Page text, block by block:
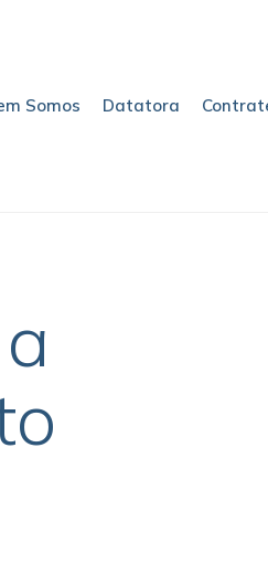
Somos Datatora